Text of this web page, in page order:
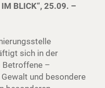
IM BLICK“, 25.09. –
sich in der
Betroffene –
und besondere